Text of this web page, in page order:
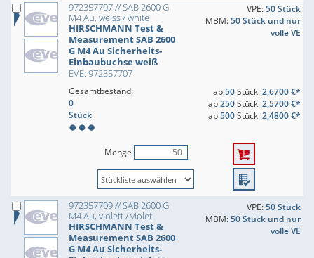
972357707 // SAB 2600 G
M4 Au, weiss / white
HIRSCHMANN Test &
Measurement SAB 2600
G M4 Au Sicherheits-
Einbaubuchse weiß
EVE: 972357707
VPE:50 Stück
MBM:50 Stück und nur
volle VE
Gesamtbestand:
0
Stück
ab50Stück:2,6700 €*
ab250Stück:2,5700 €*
ab500Stück:2,4800 €*
Menge
972357709 // SAB 2600 G
M4 Au, violett / violet
HIRSCHMANN Test &
Measurement SAB 2600
G M4 Au Sicherheits-
VPE:50 Stück
MBM:50 Stück und nur
volle VE